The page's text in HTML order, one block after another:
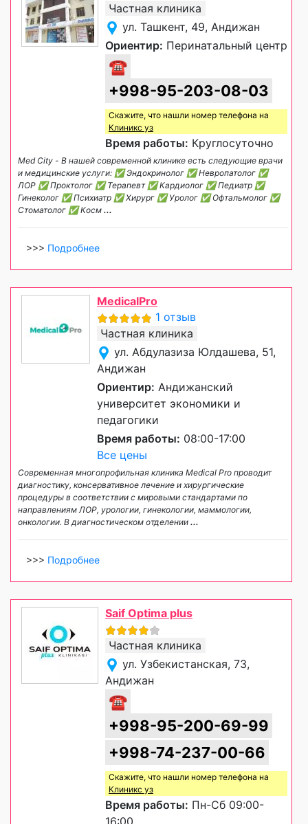
Частная клиника
ул. Ташкент, 49, Андижан
Ориентир: Перинатальный центр
☎
+998-95-203-08-03
Скажите, что нашли номер телефона на
Клиникс уз
Время работы: Круглосуточно
Med City - В нашей современной клинике есть следующие врачи
и медицинские услуги: ✅ Эндокринолог ✅ Невропатолог ✅
ЛОР ✅ Проктолог ✅ Терапевт ✅ Кардиолог ✅ Педиатр ✅
Гинеколог ✅ Психиатр ✅ Хирург ✅ Уролог ✅ Офтальмолог ✅
Стоматолог ✅ Косм ...
>>> Подробнее
MedicalPro
1 отзыв
Частная клиника
ул. Абдулазиза Юлдашева, 51,
Андижан
Ориентир: Андижанский
университет экономики и
педагогики
Время работы: 08:00-17:00
Все цены
Современная многопрофильная клиника Medical Pro проводит
диагностику, консервативное лечение и хирургические
процедуры в соответствии с мировыми стандартами по
направлениям ЛОР, урологии, гинекологии, маммологии,
онкологии. В диагностическом отделении ...
>>> Подробнее
Saif Optima plus
Частная клиника
ул. Узбекистанская, 73,
Андижан
☎
+998-95-200-69-99
+998-74-237-00-66
Скажите, что нашли номер телефона на
Клиникс уз
Время работы: Пн-Сб 09:00-